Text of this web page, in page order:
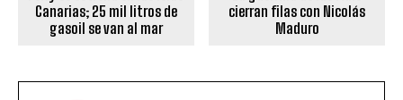
Canarias; 25 mil litros de
gasoil se van al mar
cierran filas con Nicolás
Maduro